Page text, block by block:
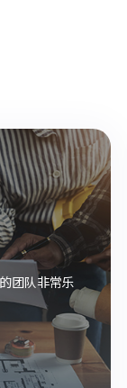
团队非常乐